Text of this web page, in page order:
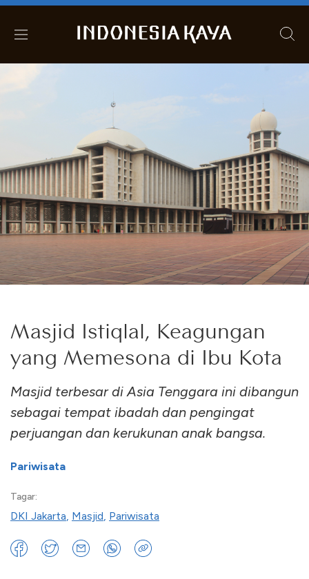
Masjid Istiqlal, Keagungan
yang Memesona di Ibu Kota
Masjid terbesar di Asia Tenggara ini dibangun
sebagai tempat ibadah dan pengingat
perjuangan dan kerukunan anak bangsa.
Pariwisata
Tagar:
DKI Jakarta, Masjid, Pariwisata